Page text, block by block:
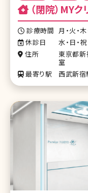
（閉院）MY
診療時間 月・火・
休診日
水・日・祝
住所
東京都
室
最寄り駅
西武新